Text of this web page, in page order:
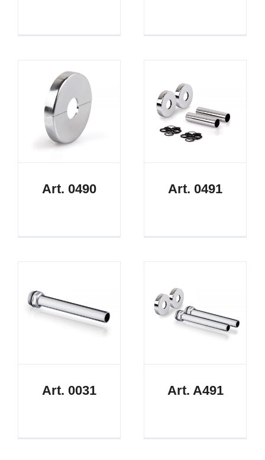
Art. 0490 Art. 0491
Art. 0031 Art. A491